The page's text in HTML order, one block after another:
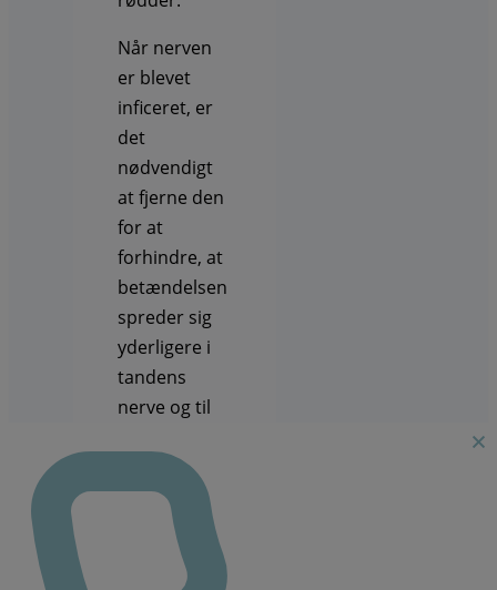
Når nerven
er blevet
inficeret, er
det
nødvendigt
at fjerne den
for at
forhindre, at
betændelsen
spreder sig
yderligere i
tandens
nerve og til
Processen
indebærer, at
tandlægen